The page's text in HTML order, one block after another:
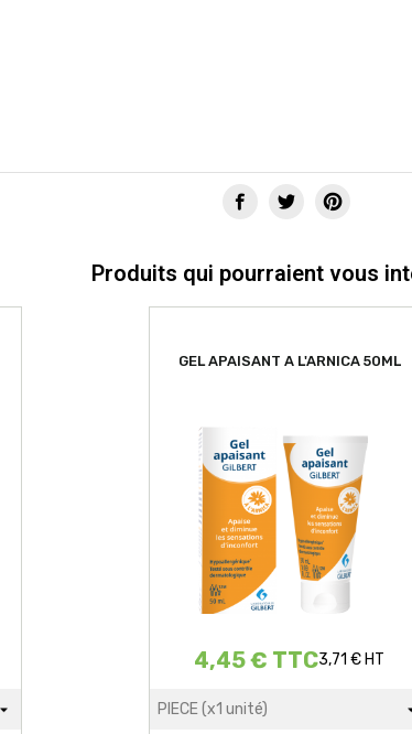
Produits qui pourraient vous
GEL APAISANT A L'ARNICA 50ML
4,45 € TTC3,71 € HT